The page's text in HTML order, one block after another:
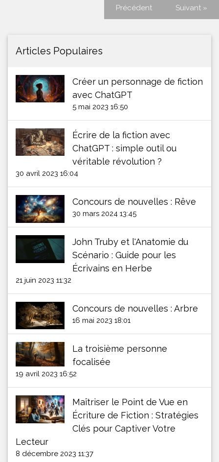
Suivant »
Précédent
Articles Populaires
Créer un personnage de fiction
avec ChatGPT
5 mai 2023 16:50
Écrire de la fiction avec
ChatGPT : simple outil ou
véritable révolution ?
30 avril 2023 16:04
Concours de nouvelles : Rêve
30 mars 2024 13:45
John Truby et l'Anatomie du
Scénario : Guide pour les
Écrivains en Herbe
21 juin 2023 11:32
Concours de nouvelles : Arbre
16 mai 2023 18:01
La troisième personne
focalisée
19 avril 2023 16:52
Maîtriser le Point de Vue en
Écriture de Fiction : Stratégies
Clés pour Captiver Votre
Lecteur
8 décembre 2023 11:37